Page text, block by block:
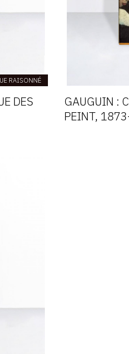
RAISONNÉ
DES
GAUGUIN :
PEINT,